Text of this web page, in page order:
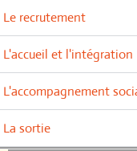
Le recrutement
L'accueil et l'intégration
L'accompagnement
La sortie